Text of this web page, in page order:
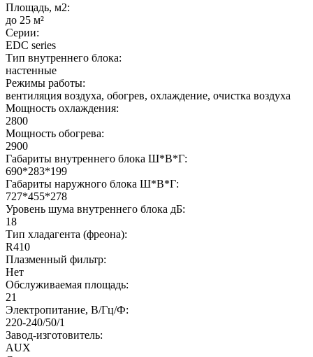
Площадь, м2:
до 25 м²
Серии:
EDC series
Тип внутреннего блока:
настенные
Режимы работы:
вентиляция воздуха, обогрев, охлаждение, очистка воздуха
Мощность охлаждения:
2800
Мощность обогрева:
2900
Габариты внутреннего блока Ш*В*Г:
690*283*199
Габариты наружного блока Ш*В*Г:
727*455*278
Уровень шума внутреннего блока дБ:
18
Тип хладагента (фреона):
R410
Плазменный фильтр:
Нет
Обслуживаемая площадь:
21
Электропитание, В/Гц/Ф:
220-240/50/1
Завод-изготовитель:
AUX